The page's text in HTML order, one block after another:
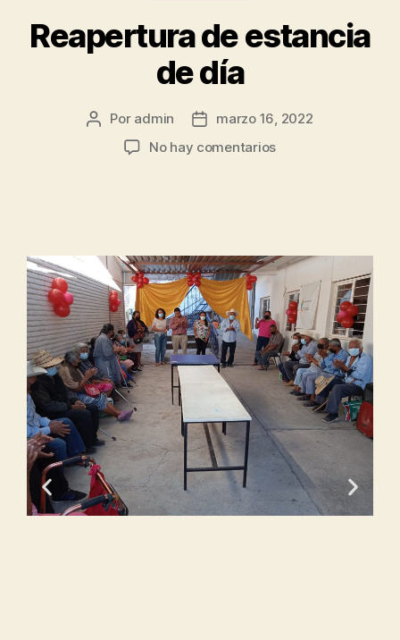
Reapertura de estancia
de día
Por admin
marzo 16, 2022
No hay comentarios